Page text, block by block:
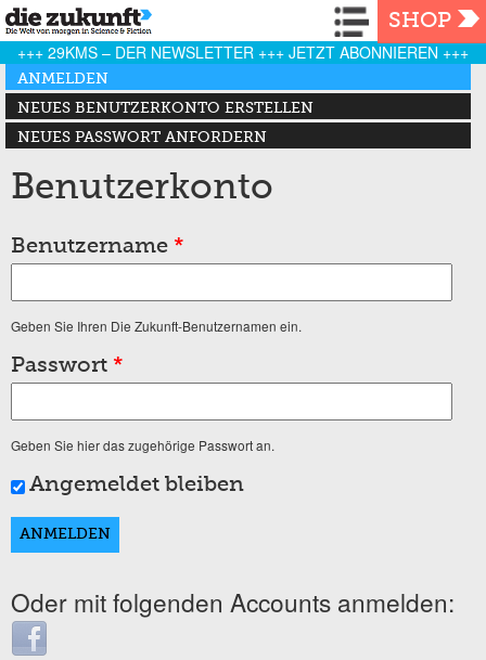
Navigation
SHOP
+++ 29KMS – DER NEWSLETTER +++ JETZT ABONNIEREN +++
Haupt-Reiter
ANMELDEN
(AKTIVER REITER)
NEUES BENUTZERKONTO ERSTELLEN
NEUES PASSWORT ANFORDERN
Benutzerkonto
Benutzername *
Geben Sie Ihren Die Zukunft-Benutzernamen ein.
Passwort *
Geben Sie hier das zugehörige Passwort an.
Angemeldet bleiben
Oder mit folgenden Accounts anmelden:
Login with Facebook